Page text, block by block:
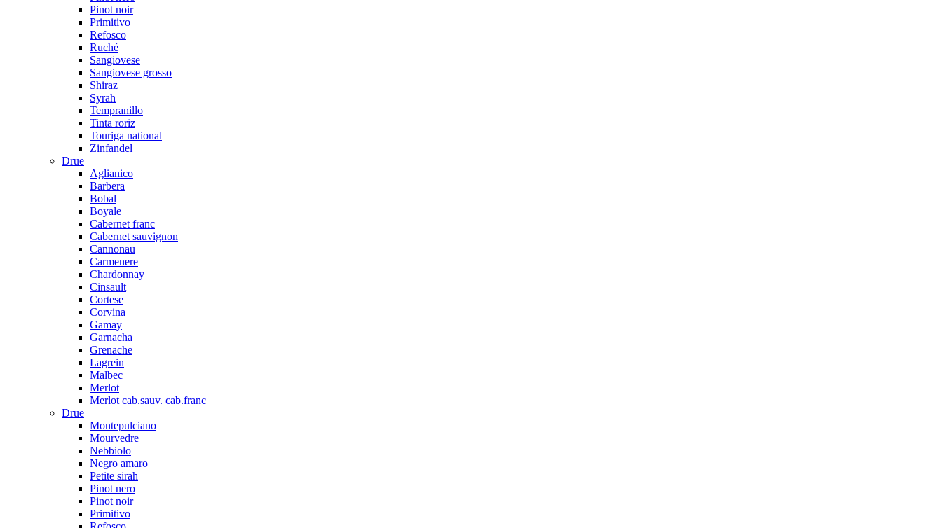
Pinot noir
Primitivo
Refosco
Ruché
Sangiovese
Sangiovese grosso
Shiraz
Syrah
Tempranillo
Tinta roriz
Touriga national
Zinfandel
Drue
Aglianico
Barbera
Bobal
Boyale
Cabernet franc
Cabernet sauvignon
Cannonau
Carmenere
Chardonnay
Cinsault
Cortese
Corvina
Gamay
Garnacha
Grenache
Lagrein
Malbec
Merlot
Merlot cab.sauv. cab.franc
Drue
Montepulciano
Mourvedre
Nebbiolo
Negro amaro
Petite sirah
Pinot nero
Pinot noir
Primitivo